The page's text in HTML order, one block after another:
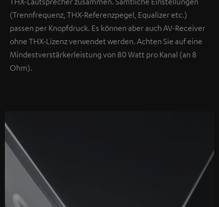
(Trennfrequenz, THX-Referenzpegel, Equalizer etc.)
passen per Knopfdruck. Es können aber auch AV-Receiver
ohne THX-Lizenz verwendet werden. Achten Sie auf eine
Mindestverstärkerleistung von 80 Watt pro Kanal (an 8
Ohm).